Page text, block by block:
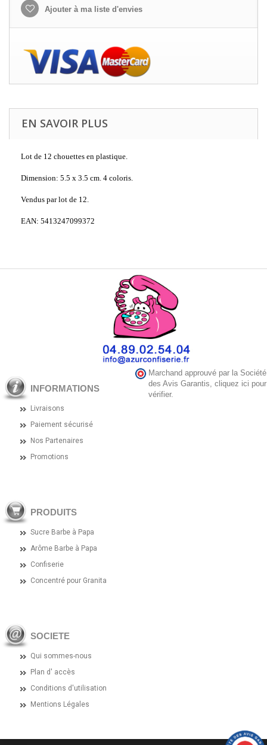
Ajouter à ma liste d'envies
EN SAVOIR PLUS
Lot de 12 chouettes en plastique.
Dimension: 5.5 x 3.5 cm. 4 coloris.
Vendus par lot de 12.
EAN: 5413247099372
INFORMATIONS
Livraisons
Paiement sécurisé
Nos Partenaires
Promotions
PRODUITS
Sucre Barbe à Papa
Arôme Barbe à Papa
Confiserie
Concentré pour Granita
SOCIETE
Qui sommes-nous
Plan d' accès
Conditions d'utilisation
Mentions Légales
Marchand approuvé par la Société
des Avis Garantis, cliquez ici pour
vérifier.